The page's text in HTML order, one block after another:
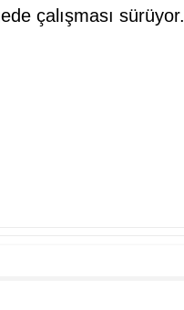
çalışması sürüyor.